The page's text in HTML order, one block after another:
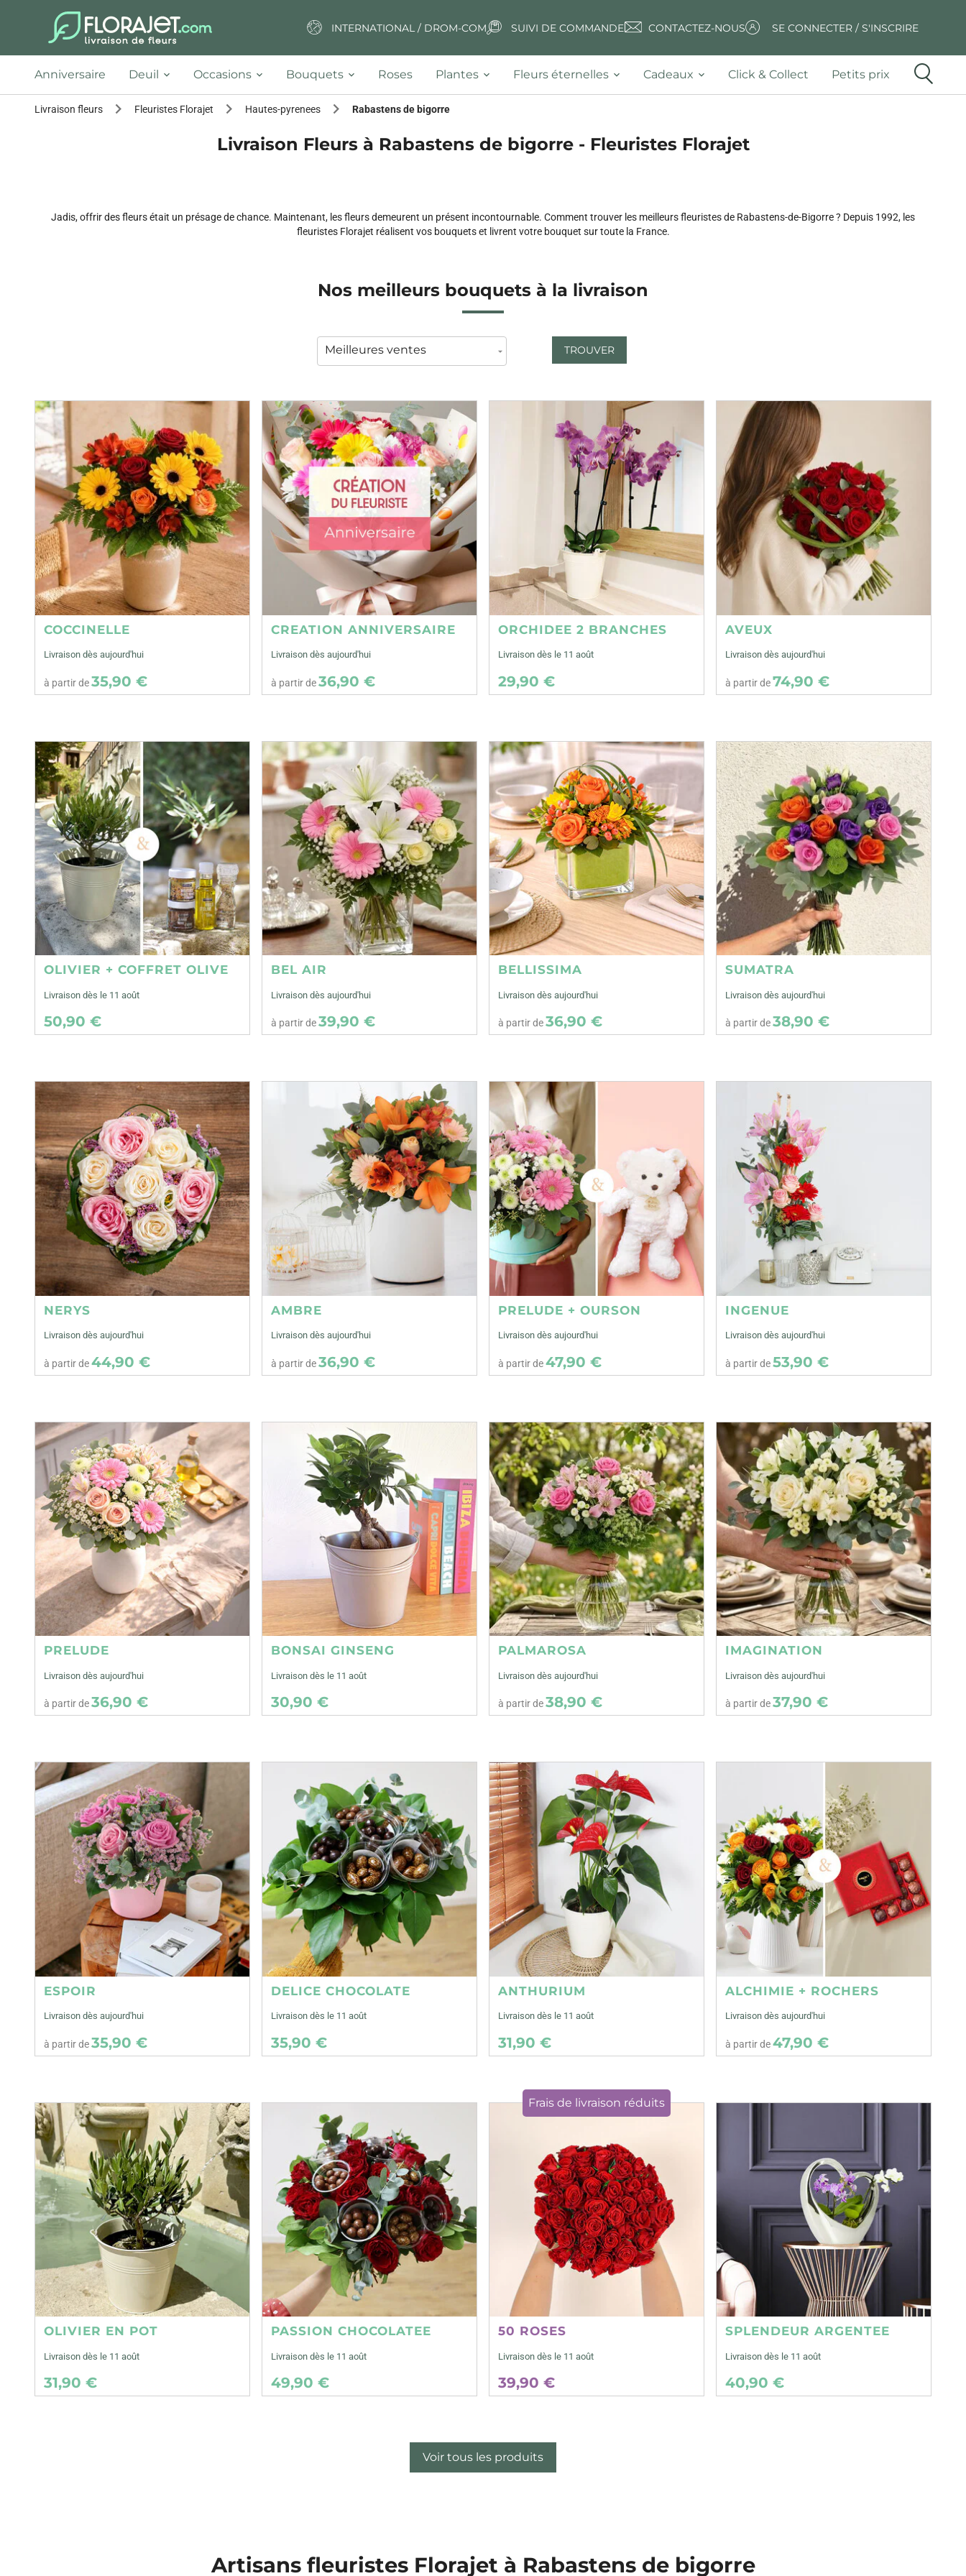
INTERNATIONAL / DROM-COM SUIVI DE COMMANDE CONTACTEZ-NOUS SE CONNECTER / S'INSCRIRE
Anniversaire Deuil Occasions Bouquets Roses Plantes Fleurs éternelles Cadeaux Click & Collect Petits prix
Livraison fleurs Fleuristes Florajet Hautes-pyrenees Rabastens de bigorre
Livraison Fleurs à Rabastens de bigorre - Fleuristes Florajet
Jadis, offrir des fleurs était un présage de chance. Maintenant, les fleurs demeurent un présent incontournable. Comment trouver les meilleurs fleuristes de Rabastens-de-Bigorre ? Depuis 1992, les
fleuristes Florajet réalisent vos bouquets et livrent votre bouquet sur toute la France.
Nos meilleurs bouquets à la livraison
TROUVER
COCCINELLE
Livraison dès aujourd'hui
à partir de35,90 €
CREATION ANNIVERSAIRE
Livraison dès aujourd'hui
à partir de36,90 €
ORCHIDEE 2 BRANCHES
Livraison dès le 11 août
29,90 €
AVEUX
Livraison dès aujourd'hui
à partir de74,90 €
OLIVIER + COFFRET OLIVE
Livraison dès le 11 août
50,90 €
BEL AIR
Livraison dès aujourd'hui
à partir de39,90 €
BELLISSIMA
Livraison dès aujourd'hui
à partir de36,90 €
SUMATRA
Livraison dès aujourd'hui
à partir de38,90 €
NERYS
Livraison dès aujourd'hui
à partir de44,90 €
AMBRE
Livraison dès aujourd'hui
à partir de36,90 €
PRELUDE + OURSON
Livraison dès aujourd'hui
à partir de47,90 €
INGENUE
Livraison dès aujourd'hui
à partir de53,90 €
PRELUDE
Livraison dès aujourd'hui
à partir de36,90 €
BONSAI GINSENG
Livraison dès le 11 août
30,90 €
PALMAROSA
Livraison dès aujourd'hui
à partir de38,90 €
IMAGINATION
Livraison dès aujourd'hui
à partir de37,90 €
ESPOIR
Livraison dès aujourd'hui
à partir de35,90 €
DELICE CHOCOLATE
Livraison dès le 11 août
35,90 €
ANTHURIUM
Livraison dès le 11 août
31,90 €
ALCHIMIE + ROCHERS
Livraison dès aujourd'hui
à partir de47,90 €
OLIVIER EN POT
Livraison dès le 11 août
31,90 €
PASSION CHOCOLATEE
Livraison dès le 11 août
49,90 €
Frais de livraison réduits
50 ROSES
Livraison dès le 11 août
39,90 €
SPLENDEUR ARGENTEE
Livraison dès le 11 août
40,90 €
Voir tous les produits
Artisans fleuristes Florajet à Rabastens de bigorre